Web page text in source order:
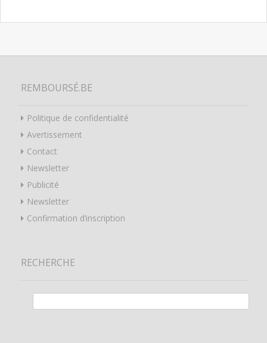
REMBOURSÉ.BE
Politique de confidentialité
Avertissement
Contact
Newsletter
Publicité
Newsletter
Confirmation d’inscription
RECHERCHE